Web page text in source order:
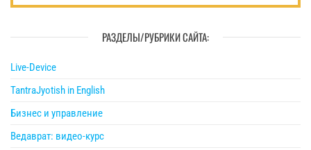
РАЗДЕЛЫ/РУБРИКИ САЙТА:
Live-Device
TantraJyotish in English
Бизнес и управление
Ведаврат: видео-курс